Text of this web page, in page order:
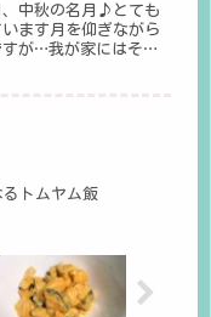
、中秋の名月♪とても
ます月を仰ぎながら
が…我が家にはそん
トムヤム飯